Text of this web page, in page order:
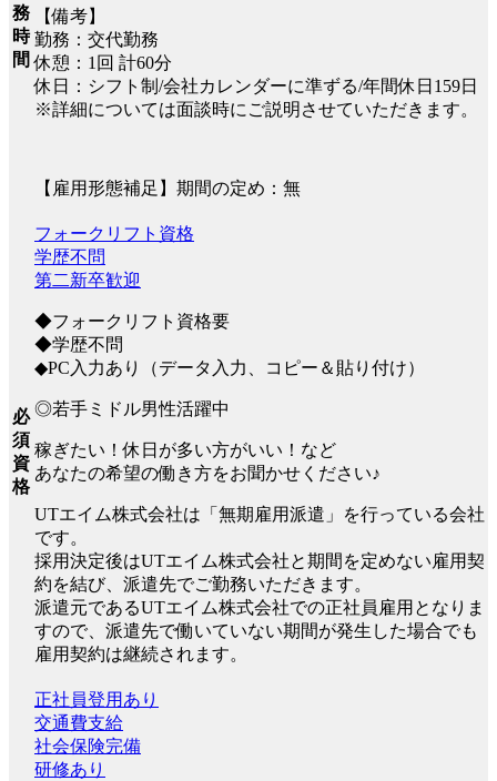
務
時
間
【備考】
勤務：交代勤務
休憩：1回 計60分
休日：シフト制/会社カレンダーに準ずる/年間休日159日
※詳細については面談時にご説明させていただきます。
【雇用形態補足】期間の定め：無
必
須
資
格
フォークリフト資格
学歴不問
第二新卒歓迎
◆フォークリフト資格要
◆学歴不問
◆PC入力あり（データ入力、コピー＆貼り付け）
◎若手ミドル男性活躍中
稼ぎたい！休日が多い方がいい！など
あなたの希望の働き方をお聞かせください♪
UTエイム株式会社は「無期雇用派遣」を行っている会社
です。
採用決定後はUTエイム株式会社と期間を定めない雇用契
約を結び、派遣先でご勤務いただきます。
派遣元であるUTエイム株式会社での正社員雇用となりま
すので、派遣先で働いていない期間が発生した場合でも
雇用契約は継続されます。
正社員登用あり
交通費支給
社会保険完備
研修あり